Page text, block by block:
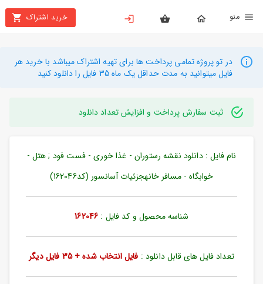
خرید اشتراک
بستن
محصولات
تهیه
راهنما
دانلود
ورود
به
در تو پروژه تمامی پرداخت ها برای تهیه اشتراک میباشد با خرید هر
فایل میتوانید به مدت حداقل یک ماه 35 فایل را دانلود کنید
ثبت سفارش پرداخت و افزایش تعداد دانلود
نام فایل : دانلود نقشه رستوران - غذا خوری - فست فود ; هتل -
خوابگاه - مسافر خانهجزئیات آسانسور (کد162046)
شناسه محصول و کد فایل : 162046
تعداد فایل های قابل دانلود : فایل انتخاب شده + 35 فایل دیگر